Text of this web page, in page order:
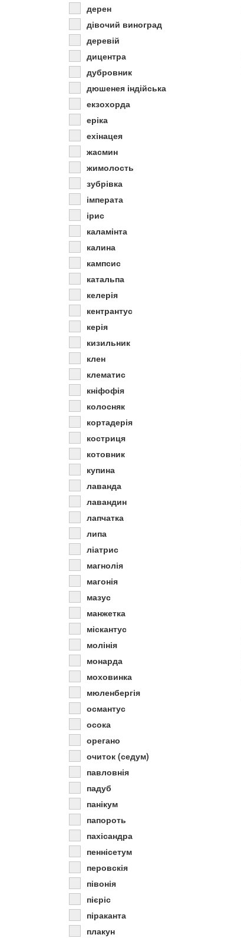
дерен
дівочий виноград
деревій
дицентра
дубровник
дюшенея індійська
екзохорда
еріка
ехінацея
жасмин
жимолость
зубрівка
імперата
ірис
каламінта
калина
кампсис
катальпа
келерія
кентрантус
керія
кизильник
клен
клематис
кніфофія
колосняк
кортадерія
костриця
котовник
купина
лаванда
лавандин
лапчатка
липа
ліатрис
магнолія
магонія
мазус
манжетка
міскантус
молінія
монарда
моховинка
мюленбергія
османтус
осока
орегано
очиток (седум)
павловнія
падуб
панікум
папороть
пахісандра
пеннісетум
перовскія
півонія
пієріс
піраканта
плакун